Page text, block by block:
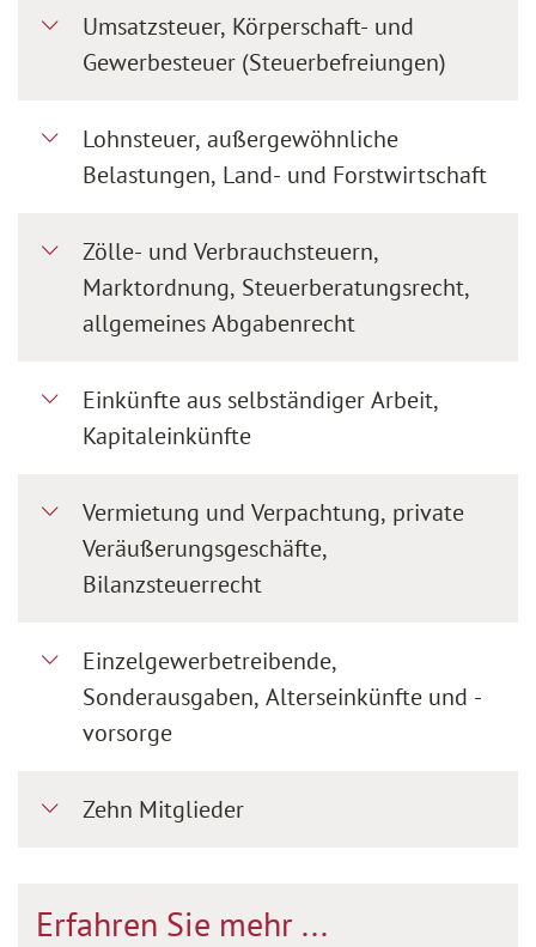
Umsatzsteuer, Körperschaft- und
Gewerbesteuer (Steuerbefreiungen)
Lohnsteuer, außergewöhnliche
Belastungen, Land- und Forstwirtschaft
Zölle- und Verbrauchsteuern,
Marktordnung, Steuerberatungsrecht,
allgemeines Abgabenrecht
Einkünfte aus selbständiger Arbeit,
Kapitaleinkünfte
Vermietung und Verpachtung, private
Veräußerungsgeschäfte,
Bilanzsteuerrecht
Einzelgewerbetreibende,
Sonderausgaben, Alterseinkünfte und -
vorsorge
Zehn Mitglieder
Erfahren Sie mehr ...